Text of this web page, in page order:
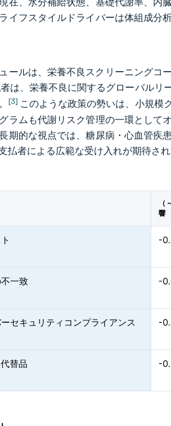
イフスタイルドライバーは体組成分
ールは、栄養不良スクリーニング
は、栄養不良に関するグローバル
[3] このような政策の勢いは、小規模
ラムも代謝リスク管理の一環とし
期的な視点では、糖尿病・心血管
払者による広範な受け入れが期待され
（
響
-
一致 -
セキュリティコンプライアンス
-
替品 -